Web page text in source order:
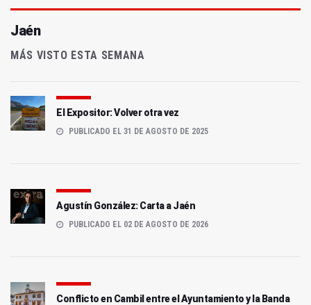
Jaén
MÁS VISTO ESTA SEMANA
El Expositor: Volver otra vez
PUBLICADO EL 31 DE AGOSTO DE 2025
Agustín González: Carta a Jaén
PUBLICADO EL 02 DE AGOSTO DE 2026
Conflicto en Cambil entre el Ayuntamiento y la Banda